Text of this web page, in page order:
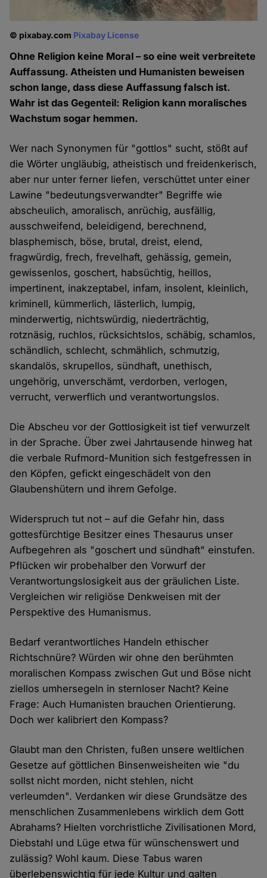
© pixabay.com Pixabay License
Ohne Religion keine Moral – so eine weit verbreitete
Auffassung. Atheisten und Humanisten beweisen
schon lange, dass diese Auffassung falsch ist.
Wahr ist das Gegenteil: Religion kann moralisches
Wachstum sogar hemmen.
Wer nach Synonymen für "gottlos" sucht, stößt auf
die Wörter ungläubig, atheistisch und freidenkerisch,
aber nur unter ferner liefen, verschüttet unter einer
Lawine "bedeutungsverwandter" Begriffe wie
abscheulich, amoralisch, anrüchig, ausfällig,
ausschweifend, beleidigend, berechnend,
blasphemisch, böse, brutal, dreist, elend,
fragwürdig, frech, frevelhaft, gehässig, gemein,
gewissenlos, goschert, habsüchtig, heillos,
impertinent, inakzeptabel, infam, insolent, kleinlich,
kriminell, kümmerlich, lästerlich, lumpig,
minderwertig, nichtswürdig, niederträchtig,
rotznäsig, ruchlos, rücksichtslos, schäbig, schamlos,
schändlich, schlecht, schmählich, schmutzig,
skandalös, skrupellos, sündhaft, unethisch,
ungehörig, unverschämt, verdorben, verlogen,
verrucht, verwerflich und verantwortungslos.
Die Abscheu vor der Gottlosigkeit ist tief verwurzelt
in der Sprache. Über zwei Jahrtausende hinweg hat
die verbale Rufmord-Munition sich festgefressen in
den Köpfen, gefickt eingeschädelt von den
Glaubenshütern und ihrem Gefolge.
Widerspruch tut not – auf die Gefahr hin, dass
gottesfürchtige Besitzer eines Thesaurus unser
Aufbegehren als "goschert und sündhaft" einstufen.
Pflücken wir probehalber den Vorwurf der
Verantwortungslosigkeit aus der gräulichen Liste.
Vergleichen wir religiöse Denkweisen mit der
Perspektive des Humanismus.
Bedarf verantwortliches Handeln ethischer
Richtschnüre? Würden wir ohne den berühmten
moralischen Kompass zwischen Gut und Böse nicht
ziellos umhersegeln in sternloser Nacht? Keine
Frage: Auch Humanisten brauchen Orientierung.
Doch wer kalibriert den Kompass?
Glaubt man den Christen, fußen unsere weltlichen
Gesetze auf göttlichen Binsenweisheiten wie "du
sollst nicht morden, nicht stehlen, nicht
verleumden". Verdanken wir diese Grundsätze des
menschlichen Zusammenlebens wirklich dem Gott
Abrahams? Hielten vorchristliche Zivilisationen Mord,
Diebstahl und Lüge etwa für wünschenswert und
zulässig? Wohl kaum. Diese Tabus waren
überlebenswichtig für jede Kultur und galten